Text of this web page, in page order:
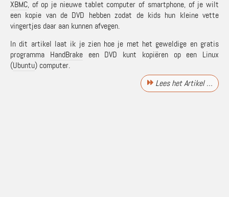
XBMC, of op je nieuwe tablet computer of smartphone, of je wilt
een kopie van de DVD hebben zodat de kids hun kleine vette
vingertjes daar aan kunnen afvegen.
In dit artikel laat ik je zien hoe je met het geweldige en gratis
programma HandBrakeeen DVD kunt kopiëren op een Linux
(Ubuntu) computer.
Lees het Artikel …